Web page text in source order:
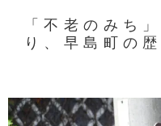
「不老のみち
り、早島町の